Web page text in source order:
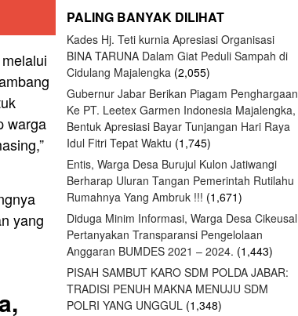
warga
yang
PALING BANYAK DILIHAT
Kades Hj. Teti kurnia Apresiasi Organisasi
BINA TARUNA Dalam Giat Peduli Sampah di
Cidulang Majalengka (2,055)
Gubernur Jabar Berikan Piagam Penghargaan
Ke PT. Leetex Garmen Indonesia Majalengka,
Bentuk Apresiasi Bayar Tunjangan Hari Raya
Idul Fitri Tepat Waktu (1,745)
Entis, Warga Desa Burujul Kulon Jatiwangi
Berharap Uluran Tangan Pemerintah Rutilahu
Rumahnya Yang Ambruk !!! (1,671)
Diduga Minim Informasi, Warga Desa Cikeusal
Pertanyakan Transparansi Pengelolaan
Anggaran BUMDES 2021 – 2024. (1,443)
PISAH SAMBUT KARO SDM POLDA JABAR:
TRADISI PENUH MAKNA MENUJU SDM
POLRI YANG UNGGUL (1,348)